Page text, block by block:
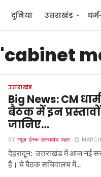
दुनिया उत्तराखंड
उत्तराखंड
Big News: CM
बैठक में इन
जानिए…
BYन्यूज़ डेस्क उत्तराखंड पहल
देहरादून: उत्तराखंड में आज नई
है। ये बैठक सचिवालय में...